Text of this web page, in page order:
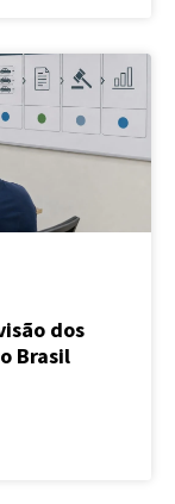
dos
Brasil